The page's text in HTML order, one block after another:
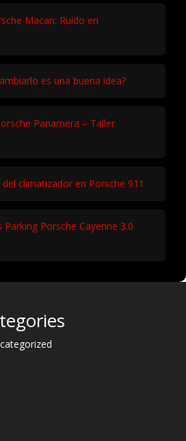
Macan: Ruido en
es una buena idea?
Panamera – Taller
climatizador en Porsche 911
Parking Porsche Cayenne 3.0